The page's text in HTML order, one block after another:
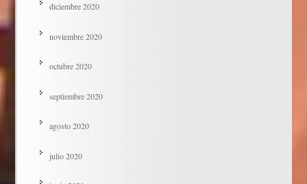
diciembre 2020
noviembre 2020
octubre 2020
septiembre 2020
agosto 2020
julio 2020